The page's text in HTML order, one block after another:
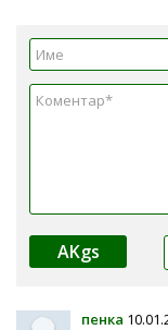
AKgs
пенка